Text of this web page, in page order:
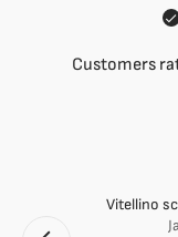
Customers
Vitellino